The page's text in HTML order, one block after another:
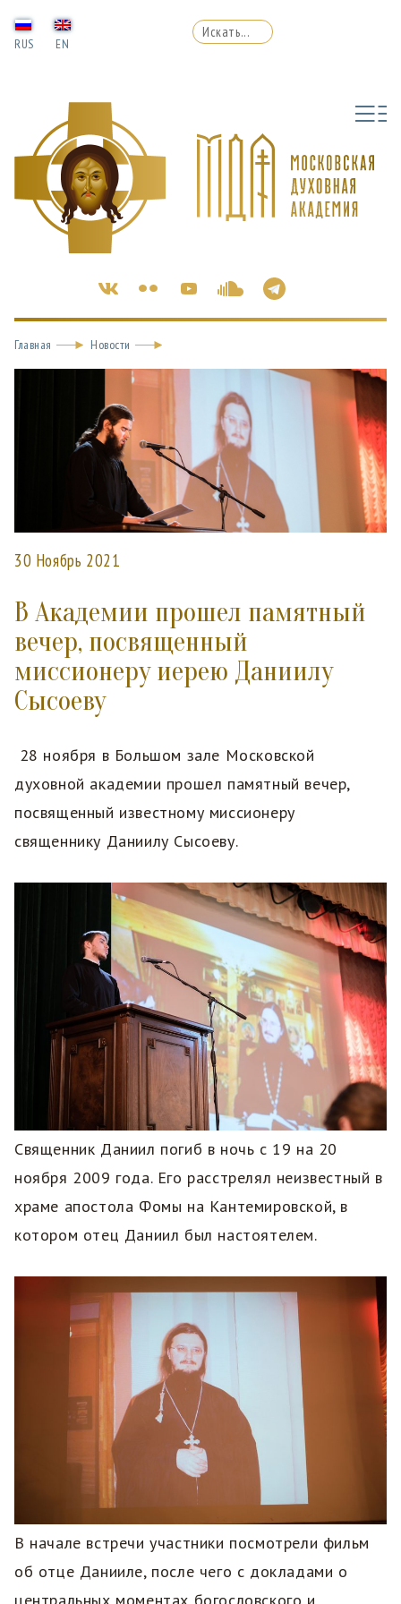
RUS EN
Главная Новости
30 Ноябрь 2021
В Академии прошел памятный
вечер, посвященный
миссионеру иерею Даниилу
Сысоеву
28 ноября в Большом зале Московской
духовной академии прошел памятный вечер,
посвященный известному миссионеру
священнику Даниилу Сысоеву.
Священник Даниил погиб в ночь с 19 на 20
ноября 2009 года. Его расстрелял неизвестный в
храме апостола Фомы на Кантемировской, в
котором отец Даниил был настоятелем.
В начале встречи участники посмотрели фильм
об отце Данииле, после чего с докладами о